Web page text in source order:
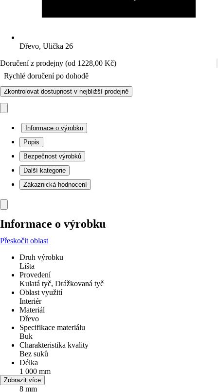
Dřevo, Ulička 26
Doručení z prodejny (od 1228,00 Kč)
Rychlé doručení po dohodě
Zkontrolovat dostupnost v nejbližší prodejně
Informace o výrobku
Popis
Bezpečnost výrobků
Další kategorie
Zákaznická hodnocení
Informace o výrobku
Přeskočit oblast
Druh výrobku
Lišta
Provedení
Kulatá tyč, Drážkovaná tyč
Oblast využití
Interiér
Materiál
Dřevo
Specifikace materiálu
Buk
Charakteristika kvality
Bez suků
Délka
1 000 mm
Průměr
8 mm
Zobrazit více